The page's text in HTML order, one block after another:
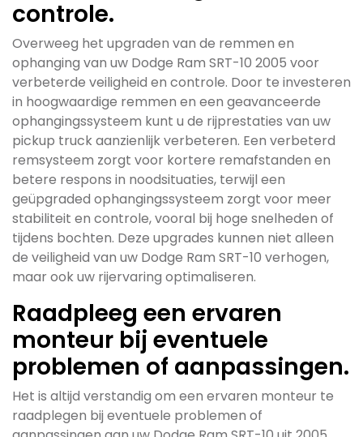
controle.
Overweeg het upgraden van de remmen en
ophanging van uw Dodge Ram SRT-10 2005 voor
verbeterde veiligheid en controle. Door te investeren
in hoogwaardige remmen en een geavanceerde
ophangingssysteem kunt u de rijprestaties van uw
pickup truck aanzienlijk verbeteren. Een verbeterd
remsysteem zorgt voor kortere remafstanden en
betere respons in noodsituaties, terwijl een
geüpgraded ophangingssysteem zorgt voor meer
stabiliteit en controle, vooral bij hoge snelheden of
tijdens bochten. Deze upgrades kunnen niet alleen
de veiligheid van uw Dodge Ram SRT-10 verhogen,
maar ook uw rijervaring optimaliseren.
Raadpleeg een ervaren
monteur bij eventuele
problemen of aanpassingen.
Het is altijd verstandig om een ervaren monteur te
raadplegen bij eventuele problemen of